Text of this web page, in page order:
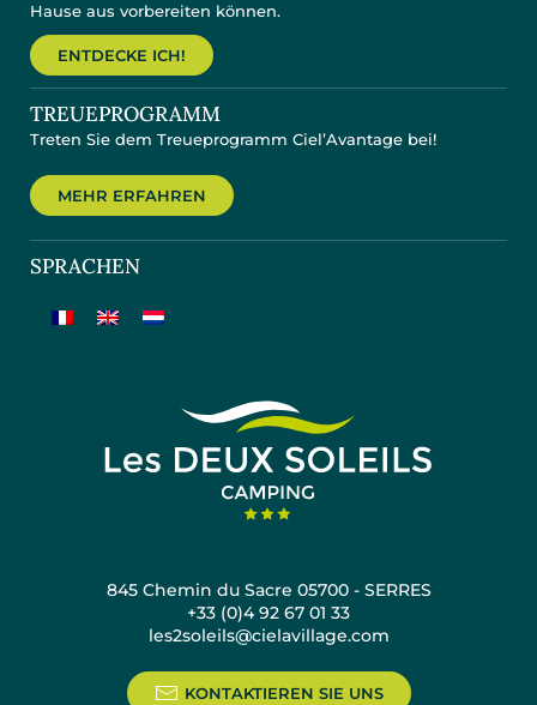
Hause aus vorbereiten können.
ENTDECKE ICH!
TREUEPROGRAMM
Treten Sie dem Treueprogramm Ciel’Avantage bei!
MEHR ERFAHREN
SPRACHEN
845 Chemin du Sacre 05700 - SERRES
+33 (0)4 92 67 01 33
les2soleils@cielavillage.com
KONTAKTIEREN SIE UNS